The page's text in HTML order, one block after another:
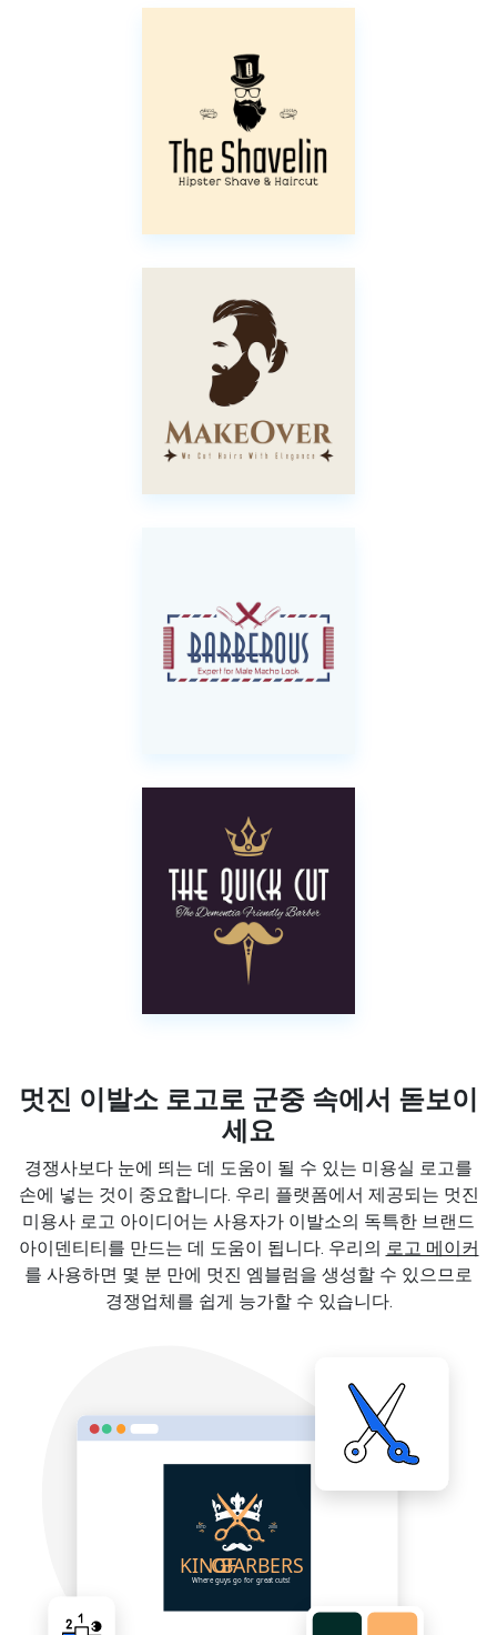
멋진 이발소 로고로 군중 속에서 돋보이
세요
경쟁사보다 눈에 띄는 데 도움이 될 수 있는 미용실 로고를
손에 넣는 것이 중요합니다. 우리 플랫폼에서 제공되는 멋진
미용사 로고 아이디어는 사용자가 이발소의 독특한 브랜드
아이덴티티를 만드는 데 도움이 됩니다. 우리의 로고 메이커
를 사용하면 몇 분 만에 멋진 엠블럼을 생성할 수 있으므로
경쟁업체를 쉽게 능가할 수 있습니다.